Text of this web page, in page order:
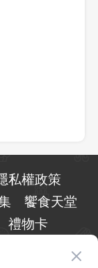
私權政策
饗食天堂
禮物卡